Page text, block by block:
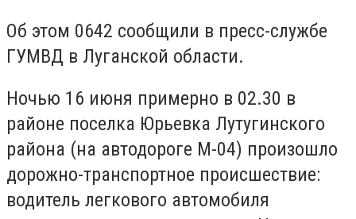
Об этом 0642 сообщили в пресс-службе
ГУМВД в Луганской области.
Ночью 16 июня примерно в 02.30 в
районе поселка Юрьевка Лутугинского
района (на автодороге М-04) произошло
дорожно-транспортное происшествие:
водитель легкового автомобиля